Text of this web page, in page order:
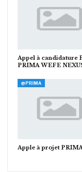
Appel à candidature
PRIMA WEFE
@PRIMA
Apple à projet